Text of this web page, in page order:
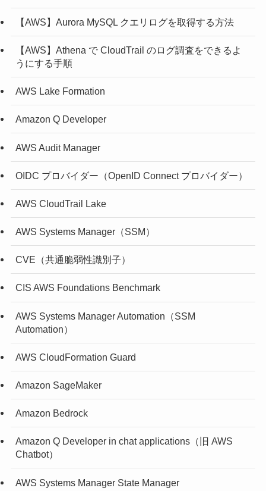
【AWS】Aurora MySQL クエリログを取得する方法
【AWS】Athena で CloudTrail のログ調査をできるよ
うにする手順
AWS Lake Formation
Amazon Q Developer
AWS Audit Manager
OIDC プロバイダー（OpenID Connect プロバイダー）
AWS CloudTrail Lake
AWS Systems Manager（SSM）
CVE（共通脆弱性識別子）
CIS AWS Foundations Benchmark
AWS Systems Manager Automation（SSM
Automation）
AWS CloudFormation Guard
Amazon SageMaker
Amazon Bedrock
Amazon Q Developer in chat applications（旧 AWS
Chatbot）
AWS Systems Manager State Manager